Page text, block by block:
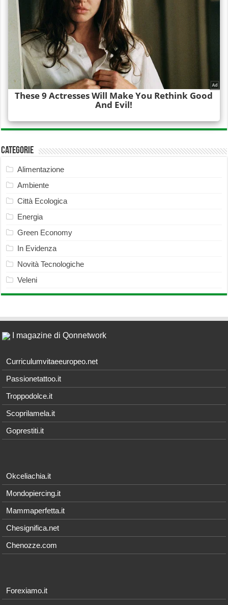
Categorie
Alimentazione
Ambiente
Città Ecologica
Energia
Green Economy
In Evidenza
Novità Tecnologiche
Veleni
I magazine di Qonnetwork
Curriculumvitaeeuropeo.net
Passionetattoo.it
Troppodolce.it
Scoprilamela.it
Goprestiti.it
Okceliachia.it
Mondopiercing.it
Mammaperfetta.it
Chesignifica.net
Chenozze.com
Forexiamo.it